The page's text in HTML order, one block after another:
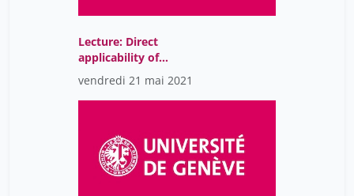
Lecture: Direct
applicability of
international norms in
the national legal system
vendredi 21 mai 2021